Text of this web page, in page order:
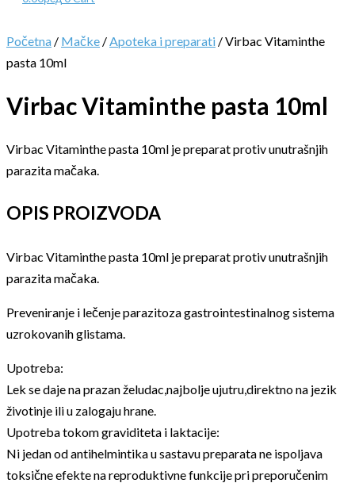
Početna / Mačke /Apoteka i preparati / Virbac Vitaminthe
pasta 10ml
Virbac Vitaminthe pasta 10ml
Virbac Vitaminthe pasta 10ml je preparat protiv unutrašnjih
parazita mačaka.
OPIS PROIZVODA
Virbac Vitaminthe pasta 10ml je preparat protiv unutrašnjih
parazita mačaka.
Preveniranje i lečenje parazitoza gastrointestinalnog sistema
uzrokovanih glistama.
Upotreba:
Lek se daje na prazan želudac,najbolje ujutru,direktno na jezik
životinje ili u zalogaju hrane.
Upotreba tokom graviditeta i laktacije:
Ni jedan od antihelmintika u sastavu preparata ne ispoljava
toksične efekte na reproduktivne funkcije pri preporučenim